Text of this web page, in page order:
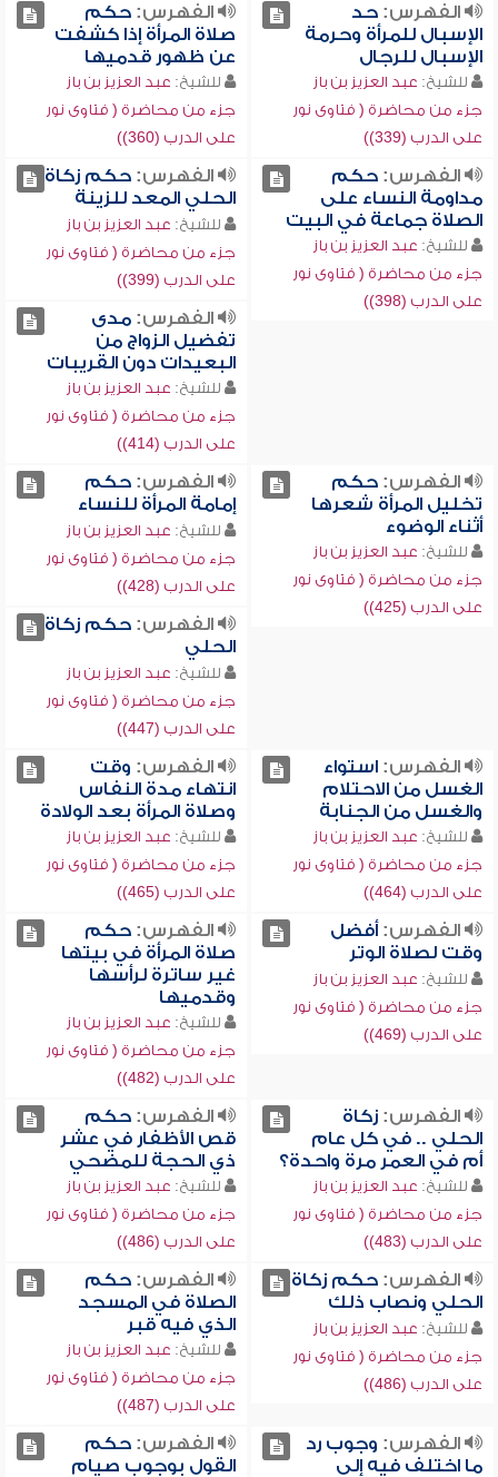
الفهرس:حد
الإسبال للمرأة وحرمة
الإسبال للرجال
للشيخ: عبد العزيز بن باز
جزء من محاضرة ( فتاوى نور
على الدرب (339))
الفهرس:حكم
صلاة المرأة إذا كشفت
عن ظهور قدميها
للشيخ: عبد العزيز بن باز
جزء من محاضرة ( فتاوى نور
على الدرب (360))
الفهرس:حكم
مداومة النساء على
الصلاة جماعة في البيت
للشيخ: عبد العزيز بن باز
جزء من محاضرة ( فتاوى نور
على الدرب (398))
الفهرس:حكم زكاة
الحلي المعد للزينة
للشيخ: عبد العزيز بن باز
جزء من محاضرة ( فتاوى نور
على الدرب (399))
الفهرس:مدى
تفضيل الزواج من
البعيدات دون القريبات
للشيخ: عبد العزيز بن باز
جزء من محاضرة ( فتاوى نور
على الدرب (414))
الفهرس:حكم
تخليل المرأة شعرها
أثناء الوضوء
للشيخ: عبد العزيز بن باز
جزء من محاضرة ( فتاوى نور
على الدرب (425))
الفهرس:حكم
إمامة المرأة للنساء
للشيخ: عبد العزيز بن باز
جزء من محاضرة ( فتاوى نور
على الدرب (428))
الفهرس:حكم زكاة
الحلي
للشيخ: عبد العزيز بن باز
جزء من محاضرة ( فتاوى نور
على الدرب (447))
الفهرس:استواء
الغسل من الاحتلام
والغسل من الجنابة
للشيخ: عبد العزيز بن باز
جزء من محاضرة ( فتاوى نور
على الدرب (464))
الفهرس: وقت
انتهاء مدة النفاس
وصلاة المرأة بعد الولادة
للشيخ: عبد العزيز بن باز
جزء من محاضرة ( فتاوى نور
على الدرب (465))
الفهرس:أفضل
وقت لصلاة الوتر
للشيخ: عبد العزيز بن باز
جزء من محاضرة ( فتاوى نور
على الدرب (469))
الفهرس:حكم
صلاة المرأة في بيتها
غير ساترة لرأسها
وقدميها
للشيخ: عبد العزيز بن باز
جزء من محاضرة ( فتاوى نور
على الدرب (482))
الفهرس:زكاة
الحلي .. في كل عام
أم في العمر مرة واحدة؟
للشيخ: عبد العزيز بن باز
جزء من محاضرة ( فتاوى نور
على الدرب (483))
الفهرس:حكم
قص الأظفار في عشر
ذي الحجة للمضحي
للشيخ: عبد العزيز بن باز
جزء من محاضرة ( فتاوى نور
على الدرب (486))
الفهرس:حكم زكاة
الحلي ونصاب ذلك
للشيخ: عبد العزيز بن باز
جزء من محاضرة ( فتاوى نور
على الدرب (486))
الفهرس:حكم
الصلاة في المسجد
الذي فيه قبر
للشيخ: عبد العزيز بن باز
جزء من محاضرة ( فتاوى نور
على الدرب (487))
الفهرس: وجوب رد
ما اختلف فيه إلى
الفهرس:حكم
القول بوجوب صيام